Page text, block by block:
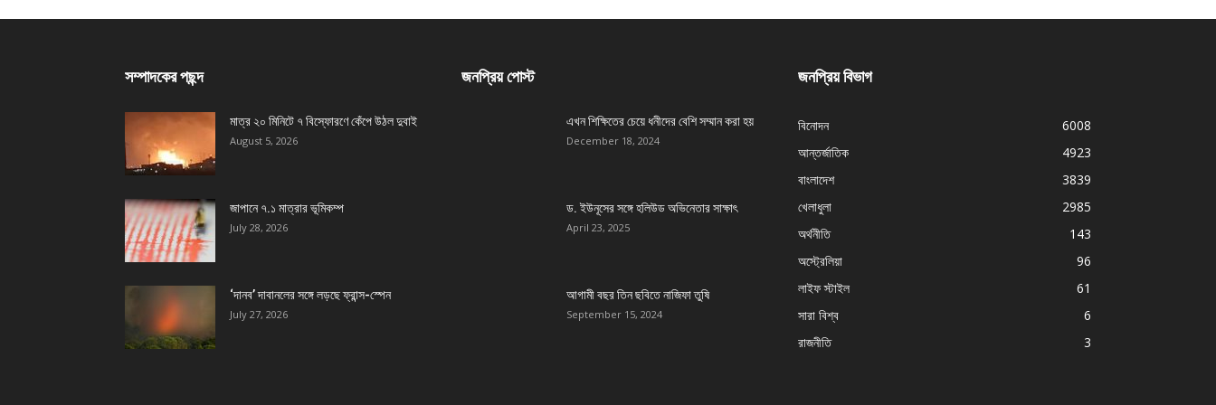
সম্পাদকের পছন্দ
মাত্র ২০ মিনিটে ৭ বিস্ফোরণে কেঁপে উঠল দুবাই
August 5, 2026
জাপানে ৭.১ মাত্রার ভূমিকম্প
July 28, 2026
‘দানব’ দাবানলের সঙ্গে লড়ছে ফ্রান্স-স্পেন
July 27, 2026
জনপ্রিয় পোস্ট
এখন শিক্ষিতের চেয়ে ধনীদের বেশি সম্মান করা হয়
December 18, 2024
ড. ইউনূসের সঙ্গে হলিউড অভিনেতার সাক্ষাৎ
April 23, 2025
আগামী বছর তিন ছবিতে নাজিফা তুষি
September 15, 2024
জনপ্রিয় বিভাগ
বিনোদন
6008
আন্তর্জাতিক
4923
বাংলাদেশ
3839
খেলাধুলা
2985
অর্থনীতি
143
অস্ট্রেলিয়া
96
লাইফ স্টাইল
61
সারা বিশ্ব
6
রাজনীতি
3